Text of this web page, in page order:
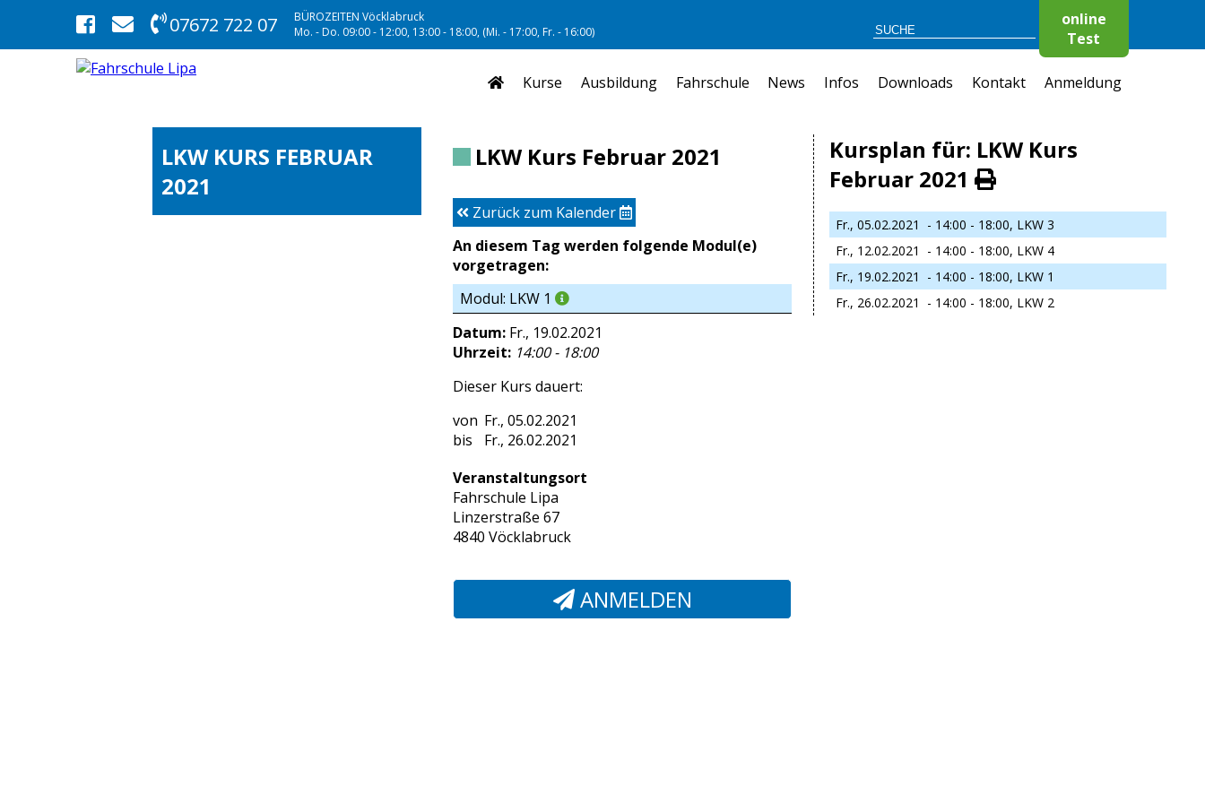
07672 722 07
BÜROZEITEN Vöcklabruck
Mo. - Do. 09:00 - 12:00, 13:00 - 18:00, (Mi. - 17:00, Fr. - 16:00)
online
Test
Kurse Ausbildung Fahrschule News Infos Downloads Kontakt Anmeldung
LKW KURS FEBRUAR
2021
LKW Kurs Februar 2021
Zurück zum Kalender
An diesem Tag werden folgende Modul(e)
vorgetragen:
Modul: LKW 1
Datum: Fr., 19.02.2021
Uhrzeit: 14:00 - 18:00
Dieser Kurs dauert:
Fr., 05.02.2021
Fr., 26.02.2021
Veranstaltungsort
Fahrschule Lipa
Linzerstraße 67
4840 Vöcklabruck
ANMELDEN
Kursplan für: LKW Kurs
Februar 2021
Fr., 05.02.2021 - 14:00 - 18:00, LKW 3
Fr., 12.02.2021
- 14:00 - 18:00, LKW 4
Fr., 19.02.2021
- 14:00 - 18:00, LKW 1
Fr., 26.02.2021
- 14:00 - 18:00, LKW 2